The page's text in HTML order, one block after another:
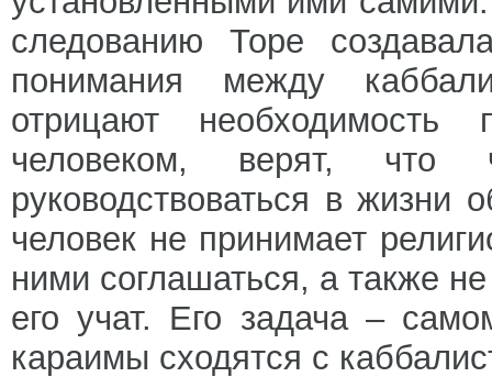
следованию Торе
понимания между
отрицают
человеком, верят, что
руководствоваться в жизни
человек не принимает
ними соглашаться, а также
его учат. Его задача –
караимы сходятся с